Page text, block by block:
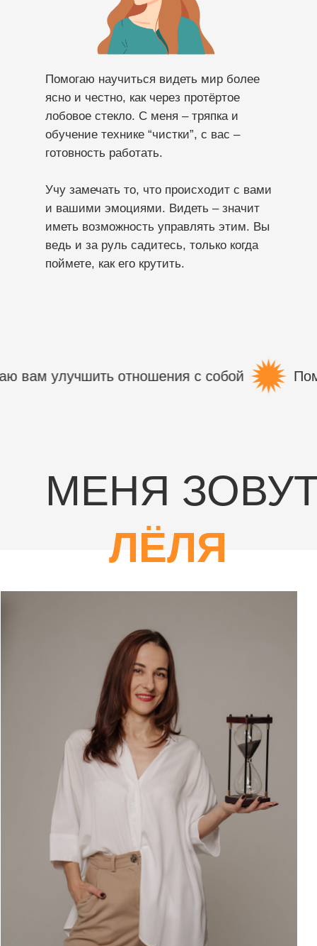
Помогаю научиться видеть мир более
ясно и честно, как через протёртое
лобовое стекло. С меня – тряпка и
обучение технике “чистки”, с вас –
готовность работать.
Учу замечать то, что происходит с вами
и вашими эмоциями. Видеть – значит
иметь возможность управлять этим. Вы
ведь и за руль садитесь, только когда
поймете, как его крутить.
улучшить отношения с собой Помогаю
МЕНЯ
ЛЁЛЯ